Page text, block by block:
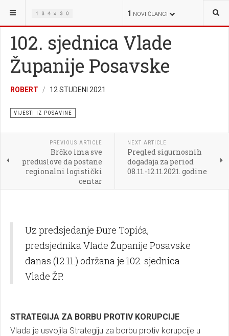
1 NOVI ČLANCI
NALAZITE SE OVDJE: VIJESTI IZ POSAVINE
102. sjednica Vlade
Županije Posavske
ROBERT 12 STUDENI 2021
VIJESTI IZ POSAVINE
PREVIOUS ARTICLE
Brčko ima sve
preduslove da postane
regionalni logistički
centar
NEXT ARTICLE
Pregled sigurnosnih
događaja za period
08.11.-12.11.2021. godine
Uz predsjedanje Đure Topića,
predsjednika Vlade Županije Posavske
danas (12.11.) održana je 102. sjednica
Vlade ŽP.
STRATEGIJA ZA BORBU PROTIV KORUPCIJE
Vlada je usvojila Strategiju za borbu protiv korupcije u